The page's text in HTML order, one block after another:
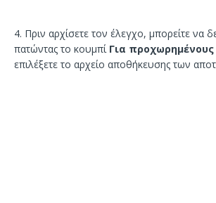
4. Πριν αρχίσετε τον έλεγχο, μπορείτε να
πατώντας το κουμπί Για προχωρημένους
επιλέξετε το αρχείο αποθήκευσης των